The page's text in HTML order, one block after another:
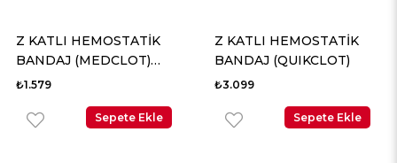
Z KATLI HEMOSTATİK
BANDAJ (MEDCLOT)
YERLİ
₺1.579
Sepete Ekle
Z KATLI HEMOSTATİK
BANDAJ (QUIKCLOT)
₺3.099
Sepete Ekle